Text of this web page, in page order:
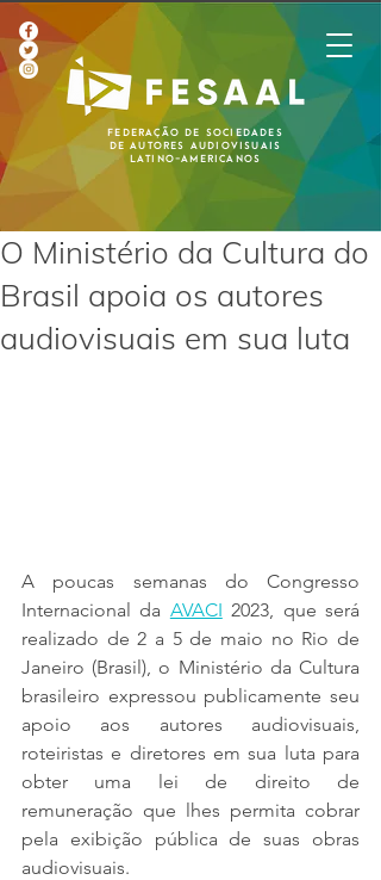
Federação de Sociedades
de Autores Audiovisuais
Latino-Americanos
O Ministério da Cultura do
Brasil apoia os autores
audiovisuais em sua luta
A poucas semanas do Congresso
Internacional da AVACI 2023, que será
realizado de 2 a 5 de maio no Rio de
Janeiro (Brasil), o Ministério da Cultura
brasileiro expressou publicamente seu
apoio aos autores audiovisuais,
roteiristas e diretores em sua luta para
obter uma lei de direito de
remuneração que lhes permita cobrar
pela exibição pública de suas obras
audiovisuais.